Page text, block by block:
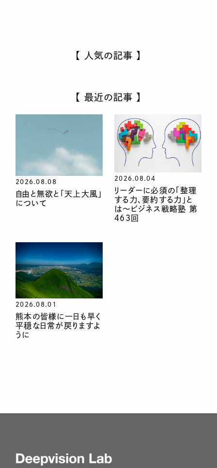
【 人気の記事 】
【 最近の記事 】
2026.08.08
自由と無欲と「天上大風」
について
2026.08.04
リーダーに必須の「整理
する力、要約する力」と
は〜ビジネス戦略塾 第
463回
2026.08.01
熊本の皆様に一日も早く
平穏な日常が戻りますよ
うに